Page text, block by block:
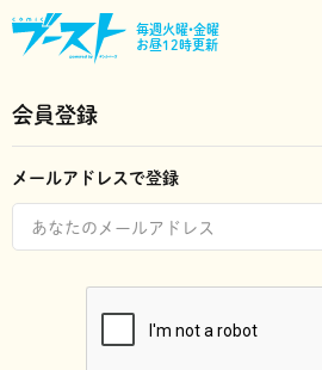
毎週火曜•金曜
お昼12時更新
会員登録
メールアドレスで登録